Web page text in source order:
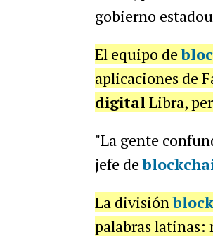
gobierno
El equipo de
aplicaciones de
digital Libra,
"La gente
jefe de
La división
palabras latinas: